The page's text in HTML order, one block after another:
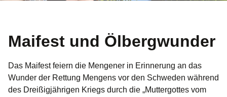
Maifest und Ölbergwunder
Das Maifest feiern die Mengener in Erinnerung an das
Wunder der Rettung Mengens vor den Schweden während
des Dreißigjährigen Kriegs durch die „Muttergottes vom